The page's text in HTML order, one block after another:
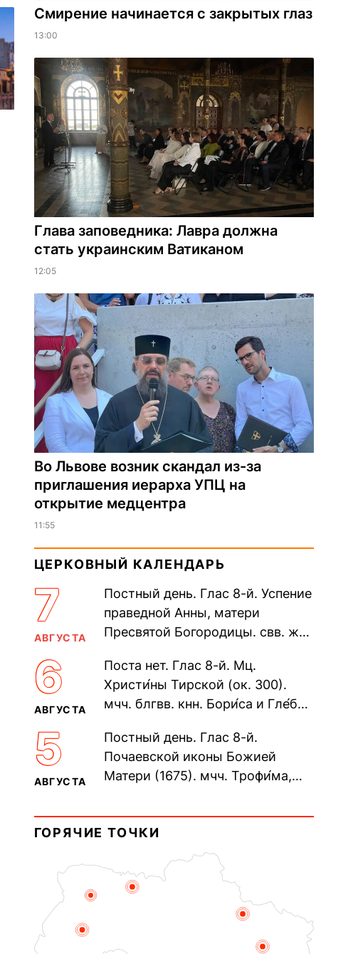
Смирение начинается с закрытых глаз
13:00
Глава заповедника: Лавра должна
стать украинским Ватиканом
12:05
Во Львове возник скандал из-за
приглашения иерарха УПЦ на
открытие медцентра
11:55
ЦЕРКОВНЫЙ КАЛЕНДАРЬ
7
АВГУСТА
Постный день. Глас 8-й. Успение
праведной Анны, матери
Пресвятой Богородицы. свв. жен
прп. Евпракси́и девы,...
6
АВГУСТА
Поста нет. Глас 8-й. Мц.
Христи́ны Тирской (ок. 300).
мчч. блгвв. кнн. Бори́са и Гле́ба,
Дави́да (1015). Прп....
5
АВГУСТА
Постный день. Глас 8-й.
Почаевской иконы Божией
Матери (1675). мчч. Трофи́ма,
мучеников (284–305). прав.
воина Фео́дора...
ГОРЯЧИЕ ТОЧКИ